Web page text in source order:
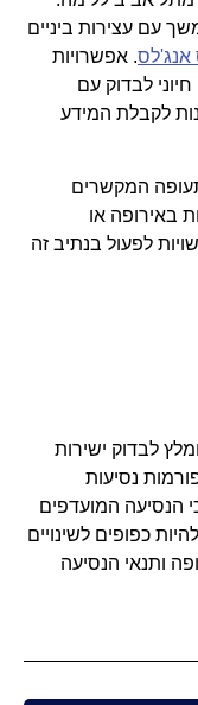
עם עצירות ביניים
אנג'לס. אפשרויות
לבדוק עם
לקבלת המידע
המקשרים
באירופה או
לפעול בנתיב זה
לבדוק ישירות
נסיעות
הנסיעה המועדפים
כפופים לשינויים
ותנאי הנסיעה